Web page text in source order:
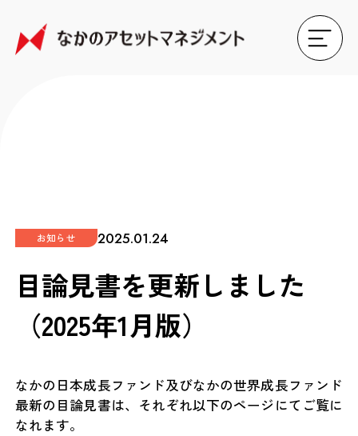
お知らせ 2025.01.24
目論見書を更新しました
（2025年1月版）
なかの日本成長ファンド及びなかの世界成長ファンド
最新の目論見書は、それぞれ以下のページにてご覧に
なれます。